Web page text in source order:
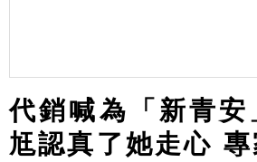
代銷喊為「新青安
尪認真了她走心